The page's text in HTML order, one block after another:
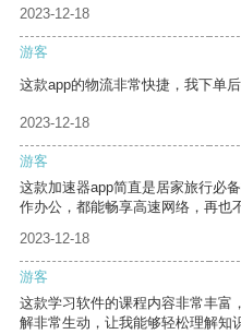
2023-12-18
游客
这款app的物流非常快捷，我下单
2023-12-18
游客
这款加速器app简直是居家旅行必
作办公，都能畅享高速网络，再也
2023-12-18
游客
这款学习软件的课程内容非常丰富
解非常生动，让我能够轻松理解知